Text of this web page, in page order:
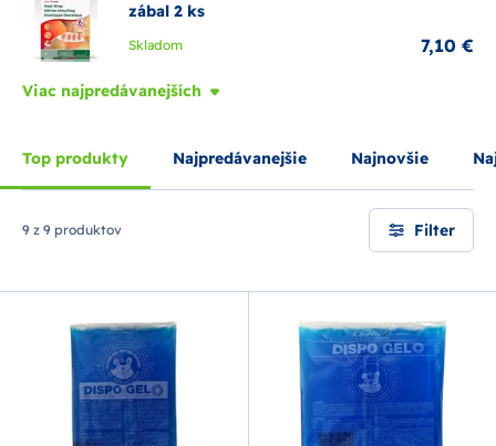
zábal 2 ks
Skladom 7,10 €
Viac najpredávanejších
Top produkty Najpredávanejšie Najnovšie
9 z 9 produktov Filter